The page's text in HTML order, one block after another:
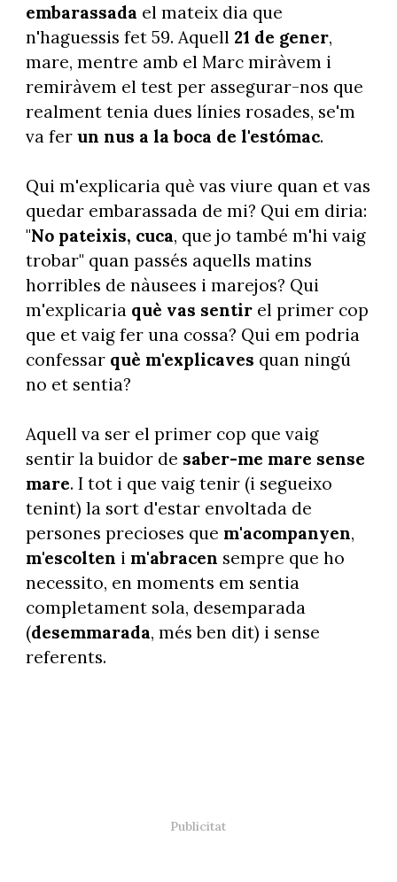
embarassada el mateix dia que
n'haguessis fet 59. Aquell 21 de gener,
mare, mentre amb el Marc miràvem i
remiràvem el test per assegurar-nos que
realment tenia dues línies rosades, se'm
va fer un nus a la boca de l'estómac.
Qui m'explicaria què vas viure quan et vas
quedar embarassada de mi? Qui em diria:
"No pateixis, cuca, que jo també m'hi vaig
trobar" quan passés aquells matins
horribles de nàusees i marejos? Qui
m'explicaria què vas sentirel primer cop
que et vaig fer una cossa? Qui em podria
confessar què m'explicaves quan ningú
no et sentia?
Aquell va ser el primer cop que vaig
sentir la buidor de saber-me mare sense
mare. I tot i que vaig tenir (i segueixo
tenint) la sort d'estar envoltada de
persones precioses que m'acompanyen,
m'escolten i m'abracen sempre que ho
necessito, en moments em sentia
completament sola, desemparada
(desemmarada, més ben dit) i sense
referents.